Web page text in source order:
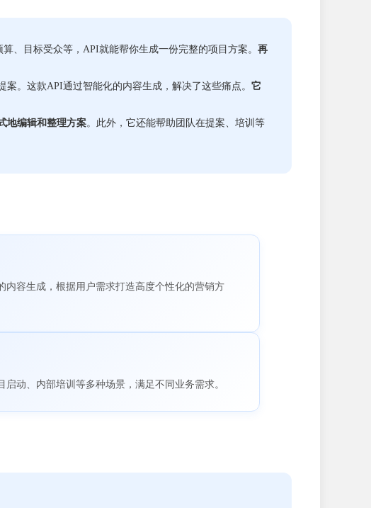
、目标受众等，API就能帮你生成一份完整的项目方案。 再
。这款API通过智能化的内容生成，解决了这些痛点。 它
地编辑和整理方案。此外，它还能帮助团队在提案、培训等
内容生成，根据用户需求打造高度个性化的营销方
启动、内部培训等多种场景，满足不同业务需求。